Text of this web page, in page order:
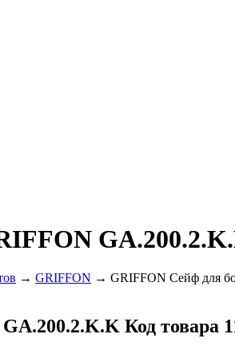
→ GRIFFON → GRIFFON Сейф для
Код товара